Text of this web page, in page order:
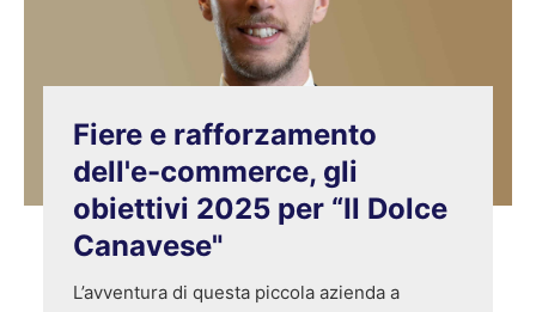
Fiere e rafforzamento
dell'e-commerce, gli
obiettivi 2025 per “Il Dolce
Canavese"
L’avventura di questa piccola azienda a